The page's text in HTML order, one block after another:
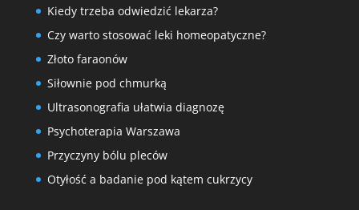
Kiedy trzeba odwiedzić lekarza?
Czy warto stosować leki homeopatyczne?
Złoto faraonów
Siłownie pod chmurką
Ultrasonografia ułatwia diagnozę
Psychoterapia Warszawa
Przyczyny bólu pleców
Otyłość a badanie pod kątem cukrzycy